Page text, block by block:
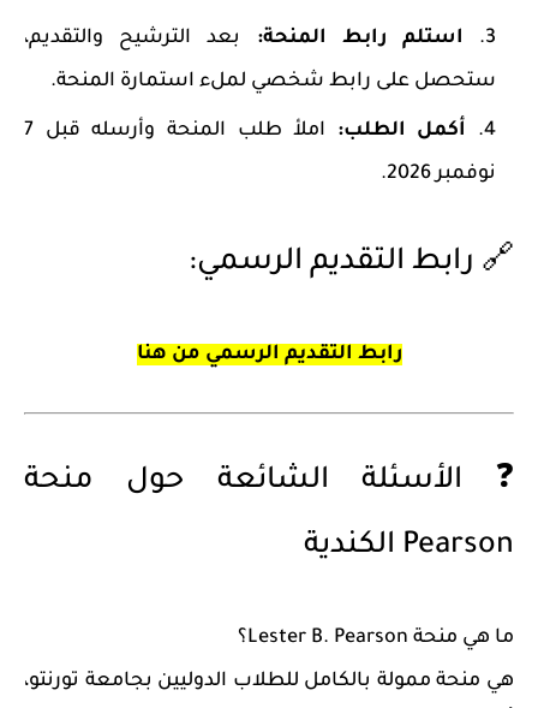
استلم رابط المنحة:
بعد الترشيح والتقديم،
ستحصل على رابط شخصي لملء استمارة المنحة.
أكمل الطلب:
املأ طلب المنحة وأرسله قبل 7
نوفمبر 2026.
🔗 رابط التقديم الرسمي:
رابط التقديم الرسمي من هنا
❓ الأسئلة الشائعة حول منحة
Pearson الكندية
ما هي منحة Lester B. Pearson؟
هي منحة ممولة بالكامل للطلاب الدوليين بجامعة تورنتو،